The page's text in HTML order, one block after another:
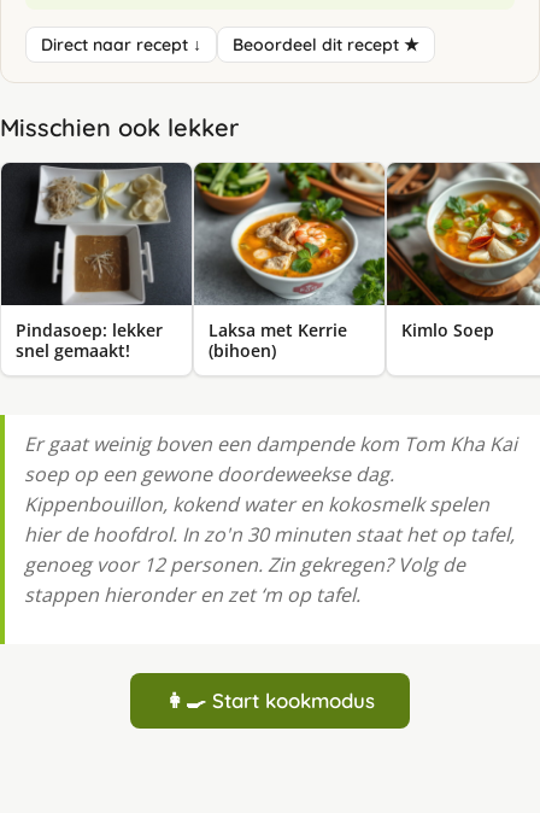
Direct naar recept ↓ Beoordeel dit recept ★
Misschien ook lekker
Pindasoep: lekker
snel gemaakt!
Laksa met Kerrie
(bihoen)
Kimlo Soep
Er gaat weinig boven een dampende kom Tom Kha Kai
soep op een gewone doordeweekse dag.
Kippenbouillon, kokend water en kokosmelk spelen
hier de hoofdrol. In zo'n 30 minuten staat het op tafel,
genoeg voor 12 personen. Zin gekregen? Volg de
stappen hieronder en zet ‘m op tafel.
👩‍🍳 Start kookmodus